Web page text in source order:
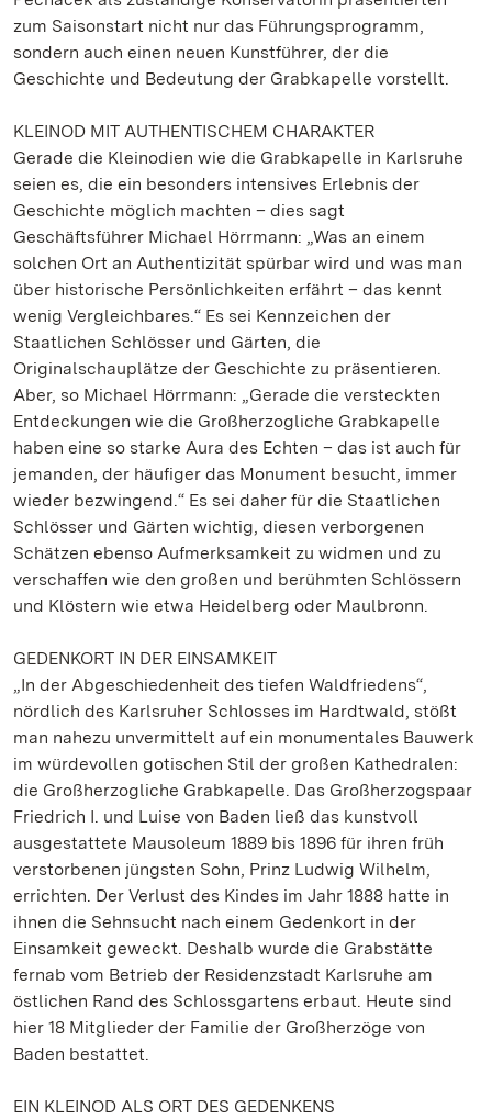
zum Saisonstart nicht nur das Führungsprogramm,
sondern auch einen neuen Kunstführer, der die
Geschichte und Bedeutung der Grabkapelle vorstellt.
KLEINOD MIT AUTHENTISCHEM CHARAKTER
Gerade die Kleinodien wie die Grabkapelle in Karlsruhe
seien es, die ein besonders intensives Erlebnis der
Geschichte möglich machten – dies sagt
Geschäftsführer Michael Hörrmann: „Was an einem
solchen Ort an Authentizität spürbar wird und was man
über historische Persönlichkeiten erfährt – das kennt
wenig Vergleichbares.“ Es sei Kennzeichen der
Staatlichen Schlösser und Gärten, die
Originalschauplätze der Geschichte zu präsentieren.
Aber, so Michael Hörrmann: „Gerade die versteckten
Entdeckungen wie die Großherzogliche Grabkapelle
haben eine so starke Aura des Echten – das ist auch für
jemanden, der häufiger das Monument besucht, immer
wieder bezwingend.“ Es sei daher für die Staatlichen
Schlösser und Gärten wichtig, diesen verborgenen
Schätzen ebenso Aufmerksamkeit zu widmen und zu
verschaffen wie den großen und berühmten Schlössern
und Klöstern wie etwa Heidelberg oder Maulbronn.
GEDENKORT IN DER EINSAMKEIT
„In der Abgeschiedenheit des tiefen Waldfriedens“,
nördlich des Karlsruher Schlosses im Hardtwald, stößt
man nahezu unvermittelt auf ein monumentales Bauwerk
im würdevollen gotischen Stil der großen Kathedralen:
die Großherzogliche Grabkapelle. Das Großherzogspaar
Friedrich I. und Luise von Baden ließ das kunstvoll
ausgestattete Mausoleum 1889 bis 1896 für ihren früh
verstorbenen jüngsten Sohn, Prinz Ludwig Wilhelm,
errichten. Der Verlust des Kindes im Jahr 1888 hatte in
ihnen die Sehnsucht nach einem Gedenkort in der
Einsamkeit geweckt. Deshalb wurde die Grabstätte
fernab vom Betrieb der Residenzstadt Karlsruhe am
östlichen Rand des Schlossgartens erbaut. Heute sind
hier 18 Mitglieder der Familie der Großherzöge von
Baden bestattet.
EIN KLEINOD ALS ORT DES GEDENKENS